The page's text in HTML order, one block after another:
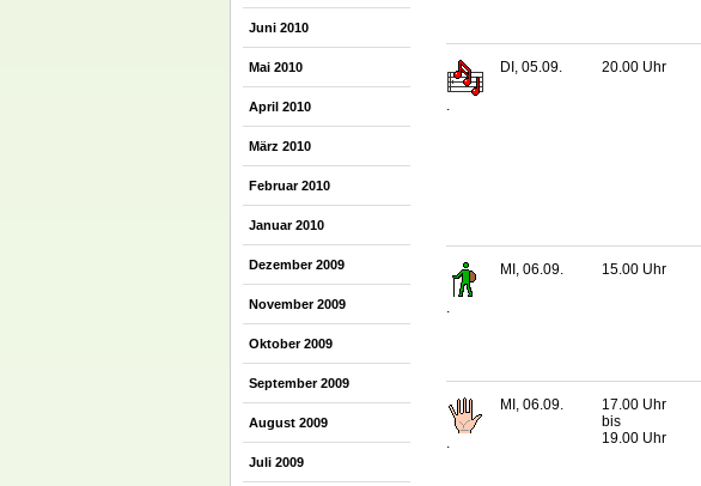
Juni 2010
Mai 2010
April 2010
März 2010
Februar 2010
Januar 2010
Dezember 2009
November 2009
Oktober 2009
September 2009
August 2009
Juli 2009
DI, 05.09. 20.00 Uhr
.
MI, 06.09. 15.00 Uhr
.
MI, 06.09.
17.00 Uhr
bis
19.00 Uhr